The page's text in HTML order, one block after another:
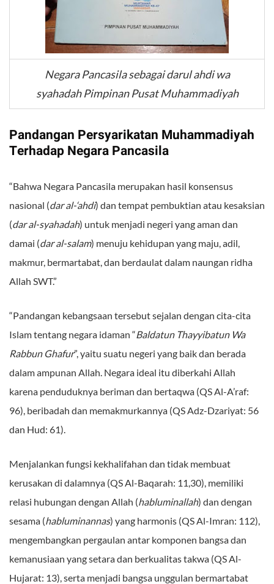
Negara Pancasila sebagai darul ahdi wa
syahadah Pimpinan Pusat Muhammadiyah
Pandangan Persyarikatan Muhammadiyah
Terhadap Negara Pancasila
“Bahwa Negara Pancasila merupakan hasil konsensus
nasional (dar al-‘ahdi) dan tempat pembuktian atau kesaksian
(dar al-syahadah) untuk menjadi negeri yang aman dan
damai (dar al-salam) menuju kehidupan yang maju, adil,
makmur, bermartabat, dan berdaulat dalam naungan ridha
Allah SWT.”
“Pandangan kebangsaan tersebut sejalan dengan cita-cita
Islam tentang negara idaman “Baldatun Thayyibatun Wa
Rabbun Ghafur”, yaitu suatu negeri yang baik dan berada
dalam ampunan Allah. Negara ideal itu diberkahi Allah
karena penduduknya beriman dan bertaqwa (QS Al-A’raf:
96), beribadah dan memakmurkannya (QS Adz-Dzariyat: 56
dan Hud: 61).
Menjalankan fungsi kekhalifahan dan tidak membuat
kerusakan di dalamnya (QS Al-Baqarah: 11,30), memiliki
relasi hubungan dengan Allah (habluminallah) dan dengan
sesama (habluminannas) yang harmonis (QS Al-Imran: 112),
mengembangkan pergaulan antar komponen bangsa dan
kemanusiaan yang setara dan berkualitas takwa (QS Al-
Hujarat: 13), serta menjadi bangsa unggulan bermartabat